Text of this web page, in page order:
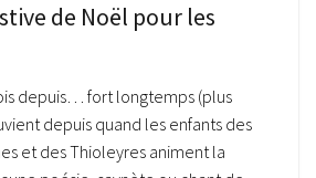
de Noël pour les
depuis… fort longtemps (plus
depuis quand les enfants des
et des Thioleyres animent la